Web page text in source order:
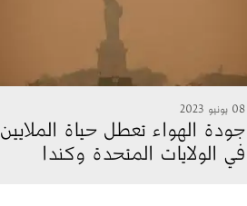
08 يونيو 2023
جودة الهواء تعطل حياة الملايين
في الولايات المتحدة وكندا